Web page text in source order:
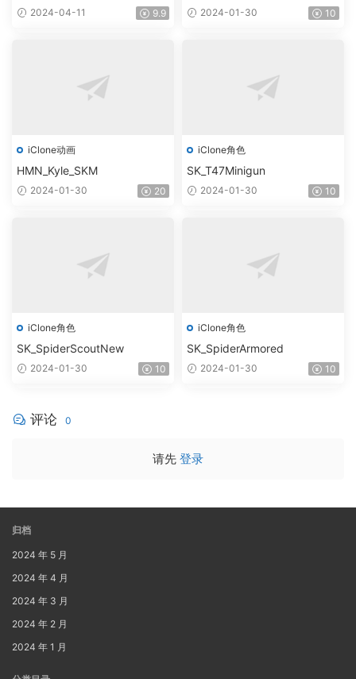
2024-04-11 9.9 2024-01-30 10
iClone动画
HMN_Kyle_SKM
2024-01-30 20
iClone角色
SK_T47Minigun
2024-01-30 10
iClone角色
SK_SpiderScoutNew
2024-01-30 10
iClone角色
SK_SpiderArmored
2024-01-30 10
评论 0
请先 登录
归档
2024 年 5 月
2024 年 4 月
2024 年 3 月
2024 年 2 月
2024 年 1 月